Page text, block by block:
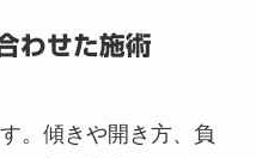
わせた施術
。傾きや開き方、負